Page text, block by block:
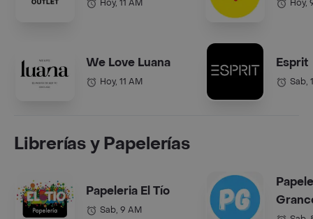
Hoy, 11 AM
We Love Luana
Hoy, 11 AM
Hoy,
Esprit
Sab,
Librerías y Papelerías
Papeleria El Tío
Sab, 9 AM